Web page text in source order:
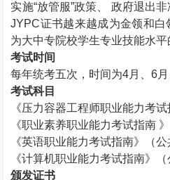
实施“放管服”政策、 政府退出
JYPC证书越来越成为金领和
为大中专院校学生专业技能水平
考试时间
每年统考五次，时间为4月、6
考试科目
《压力容器工程师职业能力考
《职业素养职业能力考试指南
《英语职业能力考试指南》（公
《计算机职业能力考试指南》（
颁发证书